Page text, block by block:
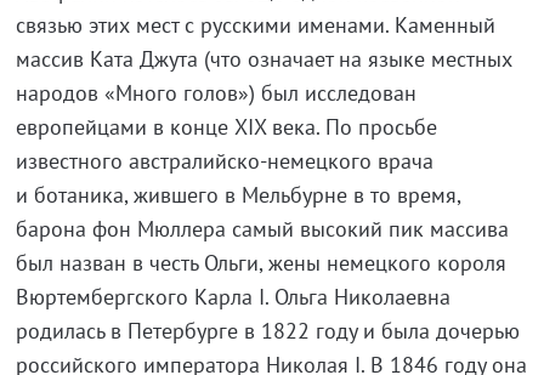
связью этих мест с русскими именами. Каменный
массив Ката Джута (что означает на языке местных
народов «Много голов») был исследован
европейцами в конце XIX века. По просьбе
известного австралийско-немецкого врача
и ботаника, жившего в Мельбурне в то время,
барона фон Мюллера самый высокий пик массива
был назван в честь Ольги, жены немецкого короля
Вюртембергского Карла I. Ольга Николаевна
родилась в Петербурге в 1822 году и была дочерью
российского императора Николая I. В 1846 году она